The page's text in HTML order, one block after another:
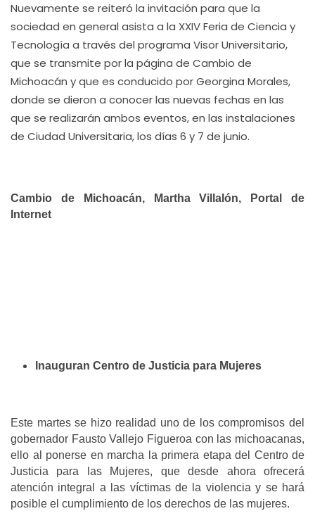
Nuevamente se reiteró la invitación para que la
sociedad en general asista a la XXIV Feria de Ciencia y
Tecnología a través del programa Visor Universitario,
que se transmite por la página de Cambio de
Michoacán y que es conducido por Georgina Morales,
donde se dieron a conocer las nuevas fechas en las
que se realizarán ambos eventos, en las instalaciones
de Ciudad Universitaria, los días 6 y 7 de junio.
Cambio de Michoacán, Martha Villalón, Portal de
Internet
Inauguran Centro de Justicia para Mujeres
Este martes se hizo realidad uno de los compromisos del
gobernador Fausto Vallejo Figueroa con las michoacanas,
ello al ponerse en marcha la primera etapa del Centro de
Justicia para las Mujeres, que desde ahora ofrecerá
atención integral a las víctimas de la violencia y se hará
posible el cumplimiento de los derechos de las mujeres.